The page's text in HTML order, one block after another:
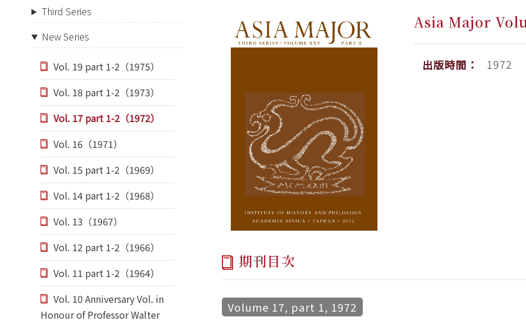
Third Series
New Series
Vol. 19 part 1-2（1975）
Vol. 18 part 1-2（1973）
Vol. 17 part 1-2（1972）
Vol. 16（1971）
Vol. 15 part 1-2（1969）
Vol. 14 part 1-2（1968）
Vol. 13（1967）
Vol. 12 part 1-2（1966）
Vol. 11 part 1-2（1964）
Vol. 10 Anniversary Vol. in
Honour of Professor Walter
Asia Major
出版時間： 1972
期刊目次
Volume 17, part 1, 1972